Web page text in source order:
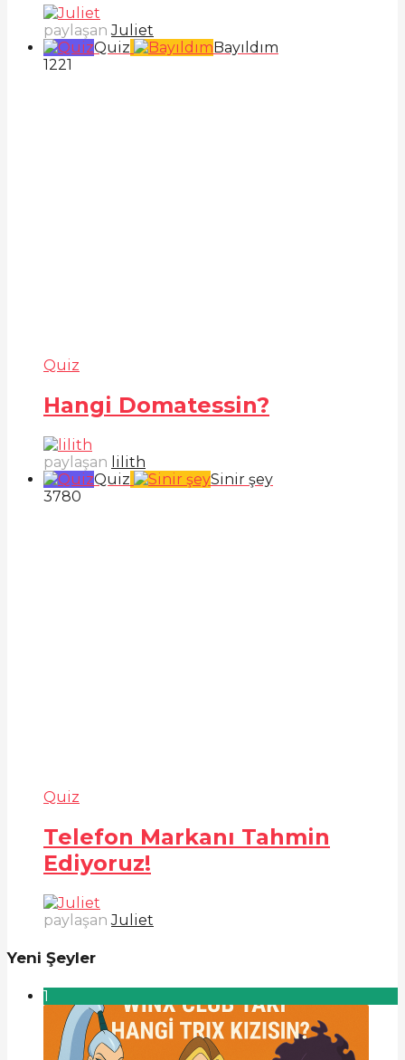
paylaşan Juliet
Quiz
Bayıldım
1221
Quiz
Hangi Domatessin?
paylaşan lilith
Quiz
Sinir şey
3780
Quiz
Telefon Markanı Tahmin
Ediyoruz!
paylaşan Juliet
Yeni Şeyler
1